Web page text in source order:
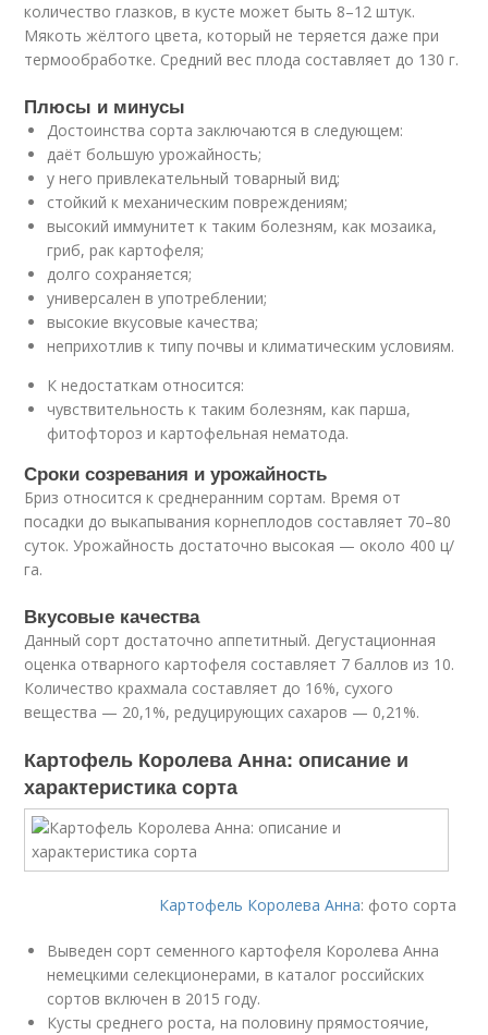
количество глазков, в кусте может быть 8–12 штук.
Мякоть жёлтого цвета, который не теряется даже при
термообработке. Средний вес плода составляет до 130 г.
Плюсы и минусы
Достоинства сорта заключаются в следующем:
даёт большую урожайность;
у него привлекательный товарный вид;
стойкий к механическим повреждениям;
высокий иммунитет к таким болезням, как мозаика,
гриб, рак картофеля;
долго сохраняется;
универсален в употреблении;
высокие вкусовые качества;
неприхотлив к типу почвы и климатическим условиям.
К недостаткам относится:
чувствительность к таким болезням, как парша,
фитофтороз и картофельная нематода.
Сроки созревания и урожайность
Бриз относится к среднеранним сортам. Время от
посадки до выкапывания корнеплодов составляет 70–80
суток. Урожайность достаточно высокая — около 400 ц/
га.
Вкусовые качества
Данный сорт достаточно аппетитный. Дегустационная
оценка отварного картофеля составляет 7 баллов из 10.
Количество крахмала составляет до 16%, сухого
вещества — 20,1%, редуцирующих сахаров — 0,21%.
Картофель Королева Анна: описание и
характеристика сорта
Картофель Королева Анна: фото сорта
Выведен сорт семенного картофеля Королева Анна
немецкими селекционерами, в каталог российских
сортов включен в 2015 году.
Кусты среднего роста, на половину прямостоячие,